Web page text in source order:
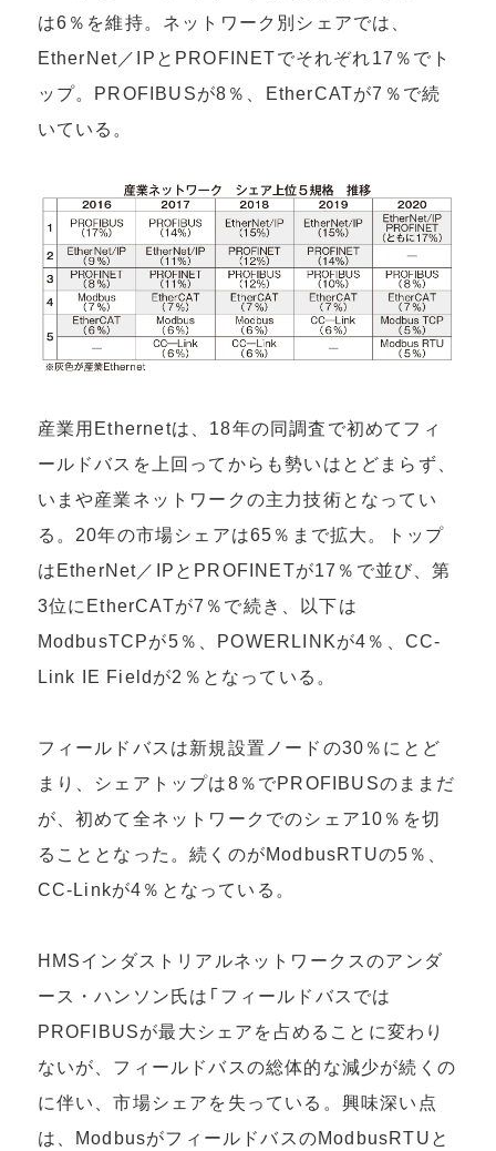
は6％を維持。ネットワーク別シェアでは、
EtherNet／IPとPROFINETでそれぞれ17％でト
ップ。PROFIBUSが8％、EtherCATが7％で続
いている。
産業用Ethernetは、18年の同調査で初めてフィ
ールドバスを上回ってからも勢いはとどまらず、
いまや産業ネットワークの主力技術となってい
る。20年の市場シェアは65％まで拡大。トップ
はEtherNet／IPとPROFINETが17％で並び、第
3位にEtherCATが7％で続き、以下は
ModbusTCPが5％、POWERLINKが4％、CC-
Link IE Fieldが2％となっている。
フィールドバスは新規設置ノードの30％にとど
まり、シェアトップは8％でPROFIBUSのままだ
が、初めて全ネットワークでのシェア10％を切
ることとなった。続くのがModbusRTUの5％、
CC-Linkが4％となっている。
HMSインダストリアルネットワークスのアンダ
ース・ハンソン氏は「フィールドバスでは
PROFIBUSが最大シェアを占めることに変わり
ないが、フィールドバスの総体的な減少が続くの
に伴い、市場シェアを失っている。興味深い点
は、ModbusがフィールドバスのModbusRTUと